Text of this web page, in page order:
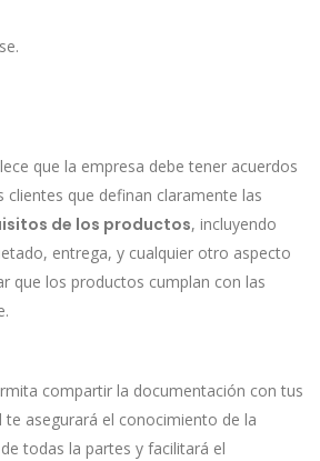
que la empresa debe tener acuerdos
que definan claramente las
de los productos, incluyendo
entrega, y cualquier otro aspecto
que los productos cumplan con las
compartir la documentación con tus
asegurará el conocimiento de la
todas la partes y facilitará el